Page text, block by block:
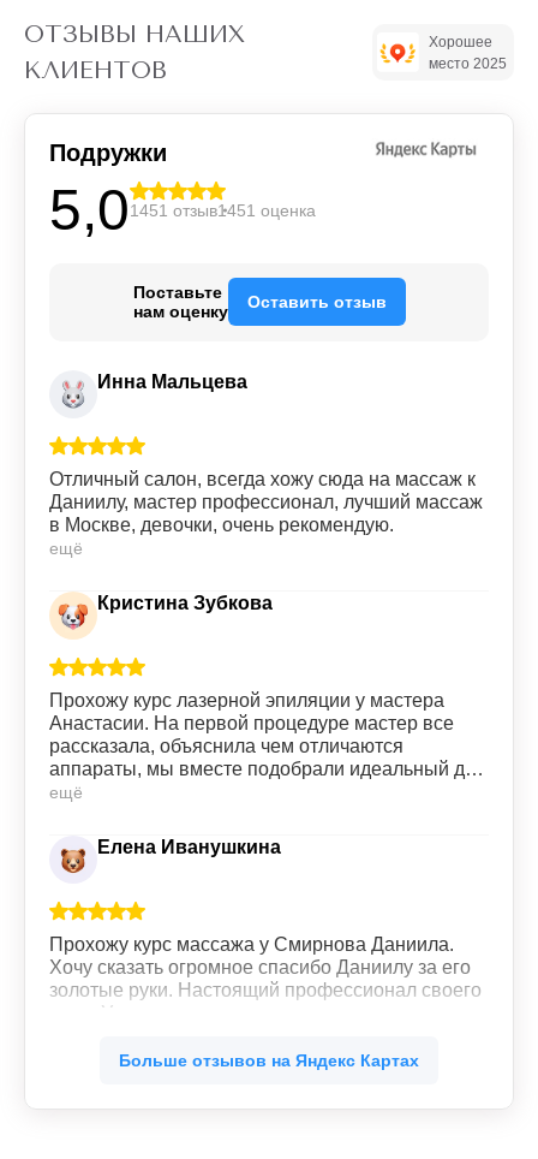
ОТЗЫВЫ НАШИХ
КЛИЕНТОВ
Хорошее
место 2025
Подружки
5,01451 отзыв1451 оценка
Поставьте
нам оценку
Оставить отзыв
Инна Мальцева
Отличный салон, всегда хожу сюда на массаж к
Даниилу, мастер профессионал, лучший массаж
в Москве, девочки, очень рекомендую.
ещё
Кристина Зубкова
Прохожу курс лазерной эпиляции у мастера
Анастасии. На первой процедуре мастер все
рассказала, объяснила чем отличаются
аппараты, мы вместе подобрали идеальный для
меня вариант. Сами процедуры проходят без
быстро. Девушки на ресепшене всегда
приветливы. Всем советую данную клинику.
ещё
Елена Иванушкина
Прохожу курс массажа у Смирнова Даниила.
Хочу сказать огромное спасибо Даниилу за его
золотые руки. Настоящий профессионал своего
дела. Уже со второго сеанса массажа
зажимы в мышцах. Буду продолжать.
Больше отзывов на Яндекс Картах